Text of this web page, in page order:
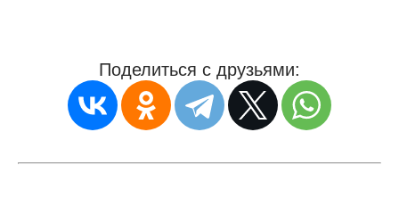
Поделиться с друзьями: